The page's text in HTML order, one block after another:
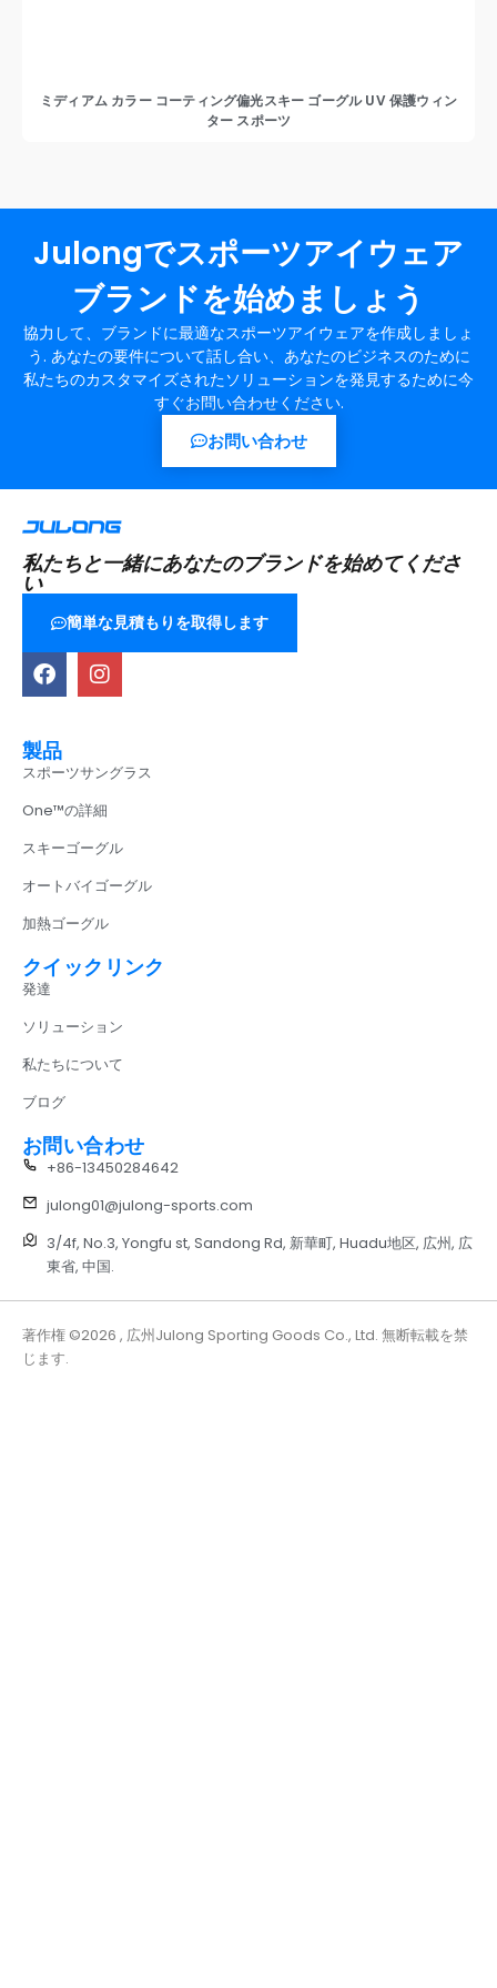
ミディアム カラー コーティング偏光スキー ゴーグル UV 保護ウィン
ター スポーツ
Julongでスポーツアイウェア
ブランドを始めましょう
協力して、ブランドに最適なスポーツアイウェアを作成しましょ
う. あなたの要件について話し合い、あなたのビジネスのために
私たちのカスタマイズされたソリューションを発見するために今
すぐお問い合わせください.
お問い合わせ
私たちと一緒にあなたのブランドを始めてくださ
い
簡単な見積もりを取得します
製品
スポーツサングラス
One™の詳細
スキーゴーグル
オートバイゴーグル
加熱ゴーグル
クイックリンク
発達
ソリューション
私たちについて
ブログ
お問い合わせ
+86-13450284642
julong01@julong-sports.com
3/4f, No.3, Yongfu st, Sandong Rd, 新華町, Huadu地区, 広州, 広
東省, 中国.
著作権 ©2026 , 広州Julong Sporting Goods Co., Ltd. 無断転載を禁
じます.